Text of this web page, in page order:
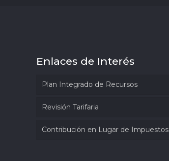
Enlaces de Interés
Plan Integrado de Recursos
Revisión Tarifaria
Contribución en Lugar de Impuestos